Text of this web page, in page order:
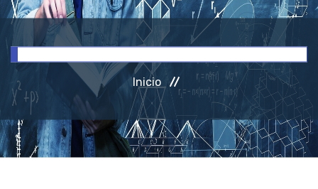
INICIO
INVESTIGACIÓN
RRHH
Inicio